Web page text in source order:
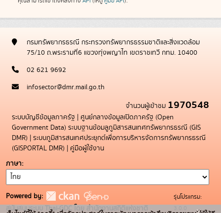
กรมทรัพยากรธรณี กระทรวงทรัพยากรธรรมชาติและสิ่งแวดล้อม
75/10 ถ.พระรามที่6 แขวงทุ่งพญาไท เขตราชเทวี กทม. 10400
02 621 9692
infosector@dmr.mail.go.th
จำนวนผู้เข้าชม 1970548
ระบบบัญชีข้อมูลภาครัฐ | ศูนย์กลางข้อมูลเปิดภาครัฐ (Open
Government Data) ระบบฐานข้อมลูภูมิสารสนเทศทรัพยากรธรณี (GIS
DMR) | ระบบภูมิสารสนเทศประยุกต์เพื่อการบริหารจัดการทรัพยากรธรณี
(GISPORTAL DMR) | คู่มือผู้ใช้งาน
ภาษา
Powered by:
สนับสนุนระบบ Thai-GDC โดย สำนักงานสถิติแห่งชาติ
รุ่นโปรแกรม:
3.0.0